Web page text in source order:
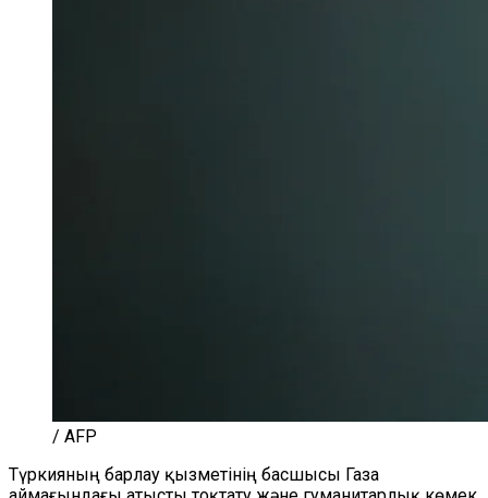
/ AFP
Түркияның барлау қызметінің басшысы Газа